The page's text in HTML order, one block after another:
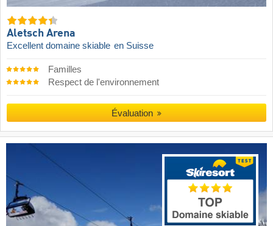
Aletsch Arena
Excellent domaine skiable en Suisse
Familles
Respect de l'environnement
Évaluation